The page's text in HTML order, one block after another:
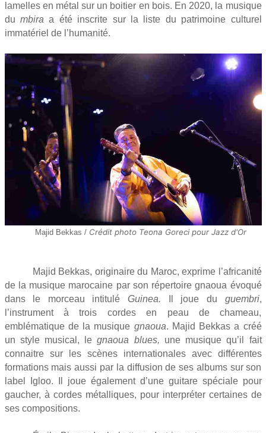
lamelles en métal sur un boitier en bois. En 2020, la musique
du mbira a été inscrite sur la liste du patrimoine culturel
immatériel de l’humanité.
Majid Bekkas / Crédit photo Teona Goreci pour Jazz d'Or
Majid Bekkas, originaire du Maroc, exprime l’africanité
de la musique marocaine par son répertoire gnaoua évoqué
dans le morceau intitulé Guinea. Il joue du guembri,
l’instrument à trois cordes en peau de chameau,
emblématique de la musique gnaoua. Majid Bekkas a créé
un style musical, legnaoua blues, une musique qu’il fait
connaitre sur les scènes internationales avec différentes
formations mais aussi par la diffusion de ses albums sur son
label Igloo. Il joue également d’une guitare spéciale pour
gaucher, à cordes métalliques, pour interpréter certaines de
ses compositions.